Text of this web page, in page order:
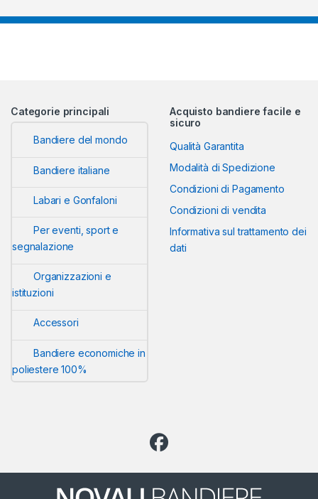
Categorie principali
Bandiere del mondo
Bandiere italiane
Labari e Gonfaloni
Per eventi, sport e
segnalazione
Organizzazioni e
istituzioni
Accessori
Bandiere economiche in
poliestere 100%
Acquisto bandiere facile e
sicuro
Qualità Garantita
Modalità di Spedizione
Condizioni di Pagamento
Condizioni di vendita
Informativa sul trattamento dei
dati